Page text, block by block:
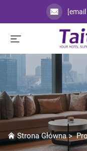
Strona Główna>